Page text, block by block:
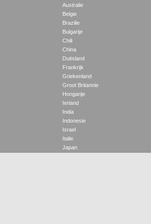
Australie
Belgie
Brazilie
Bulgarije
Chili
China
Duitsland
Frankrijk
Griekenland
Groot Britannie
Hongarije
Ierland
India
Indonesie
Israel
Italie
Japan